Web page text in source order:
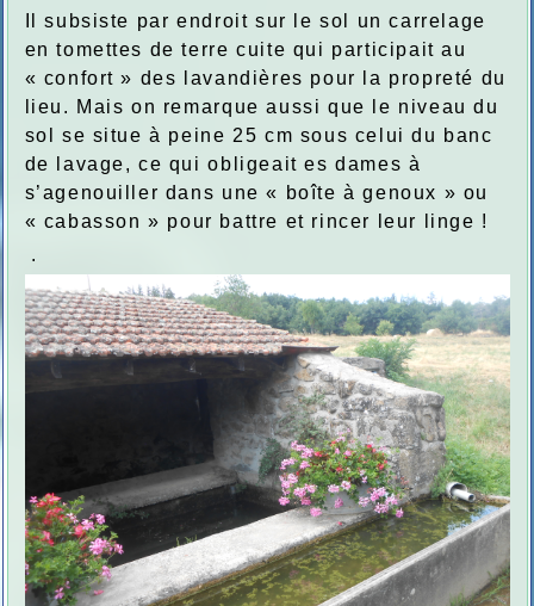
Il subsiste par endroit sur le sol un carrelage
en tomettes de terre cuite qui participait au
« confort » des lavandières pour la propreté du
lieu. Mais on remarque aussi que le niveau du
sol se situe à peine 25 cm sous celui du banc
de lavage, ce qui obligeait es dames à
s’agenouiller dans une « boîte à genoux » ou
« cabasson » pour battre et rincer leur linge !
.